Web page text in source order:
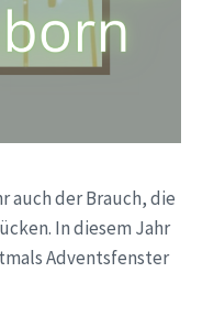
auch der Brauch, die
In diesem Jahr
Adventsfenster